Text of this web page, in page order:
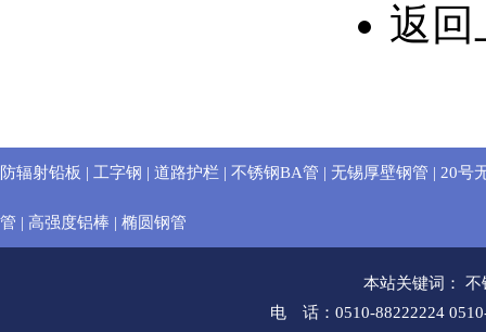
返回
防辐射铅板 | 工字钢 | 道路护栏 | 不锈钢BA管 | 无锡厚壁钢管 | 20号
管 | 高强度铝棒 | 椭圆钢管
本站关键词： 不
电 话：0510-88222224